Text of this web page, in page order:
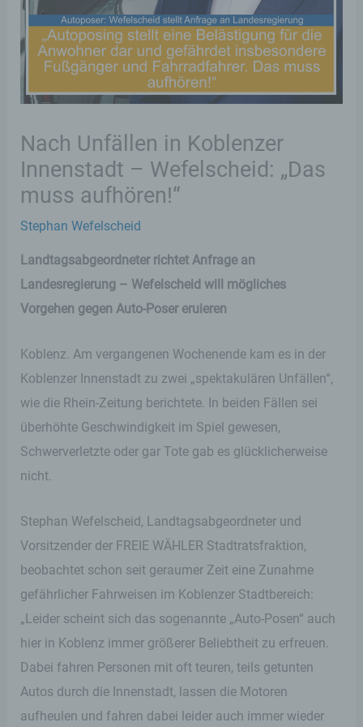
Nach Unfällen in Koblenzer
Innenstadt – Wefelscheid: „Das
muss aufhören!“
Stephan Wefelscheid
Landtagsabgeordneter richtet Anfrage an
Landesregierung – Wefelscheid will mögliches
Vorgehen gegen Auto-Poser eruieren
Koblenz. Am vergangenen Wochenende kam es in der
Koblenzer Innenstadt zu zwei „spektakulären Unfällen“,
wie die Rhein-Zeitung berichtete. In beiden Fällen sei
überhöhte Geschwindigkeit im Spiel gewesen,
Schwerverletzte oder gar Tote gab es glücklicherweise
nicht.
Stephan Wefelscheid, Landtagsabgeordneter und
Vorsitzender der FREIE WÄHLER Stadtratsfraktion,
beobachtet schon seit geraumer Zeit eine Zunahme
gefährlicher Fahrweisen im Koblenzer Stadtbereich:
„Leider scheint sich das sogenannte „Auto-Posen“ auch
hier in Koblenz immer größerer Beliebtheit zu erfreuen.
Dabei fahren Personen mit oft teuren, teils getunten
Autos durch die Innenstadt, lassen die Motoren
aufheulen und fahren dabei leider auch immer wieder